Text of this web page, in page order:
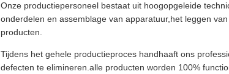
Onze productiepersoneel bestaat uit hoogopgeleide
onderdelen en assemblage van apparatuur,het leggen
producten.
Tijdens het gehele productieproces handhaaft ons
defecten te elimineren.alle producten worden 100%